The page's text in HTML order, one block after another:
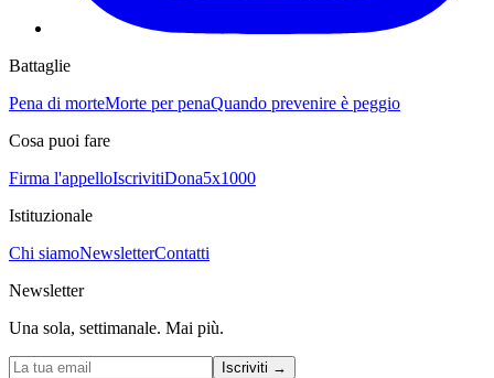
Battaglie
Pena di morteMorte per penaQuando prevenire è peggio
Cosa puoi fare
Firma l'appelloIscrivitiDona5x1000
Istituzionale
Chi siamoNewsletterContatti
Newsletter
Una sola, settimanale. Mai più.
Iscriviti →